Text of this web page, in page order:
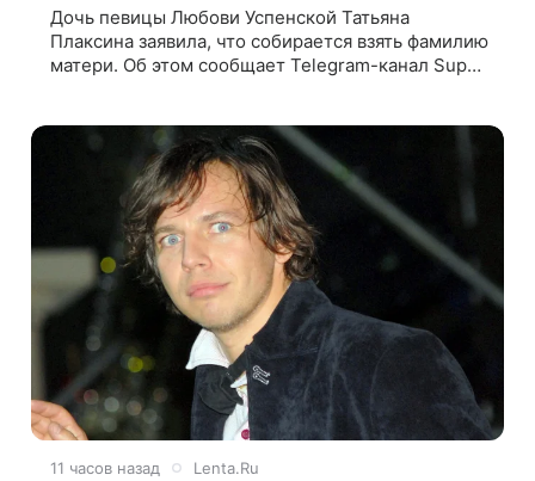
Дочь певицы Любови Успенской Татьяна
Плаксина заявила, что собирается взять фамилию
матери. Об этом сообщает Telegram-канал Super.
11 часов назад Lenta.Ru